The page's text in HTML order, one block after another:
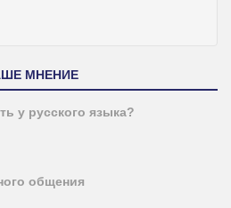
МНЕНИЕ
у русского языка?
общения